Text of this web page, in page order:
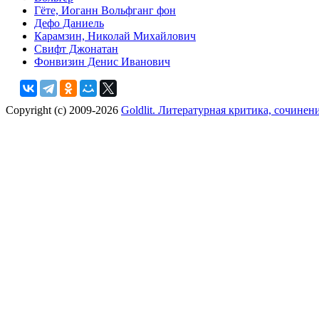
Гёте, Иоганн Вольфганг фон
Дефо Даниель
Карамзин, Николай Михайлович
Свифт Джонатан
Фонвизин Денис Иванович
Copyright (c) 2009-2026 Goldlit. Литературная критика,